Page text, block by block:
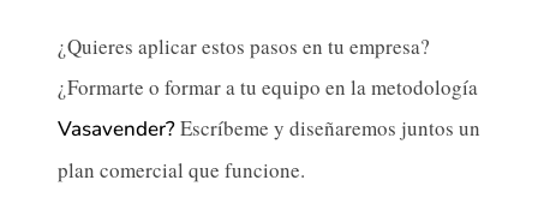
¿Quieres aplicar estos pasos en tu empresa?
¿Formarte o formar a tu equipo en la metodología
Vasavender?Escríbeme y diseñaremos juntos un
plan comercial que funcione.